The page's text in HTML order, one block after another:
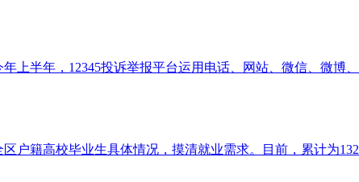
上半年，12345投诉举报平台运用电话、网站、微信、微博
户籍高校毕业生具体情况，摸清就业需求。目前，累计为